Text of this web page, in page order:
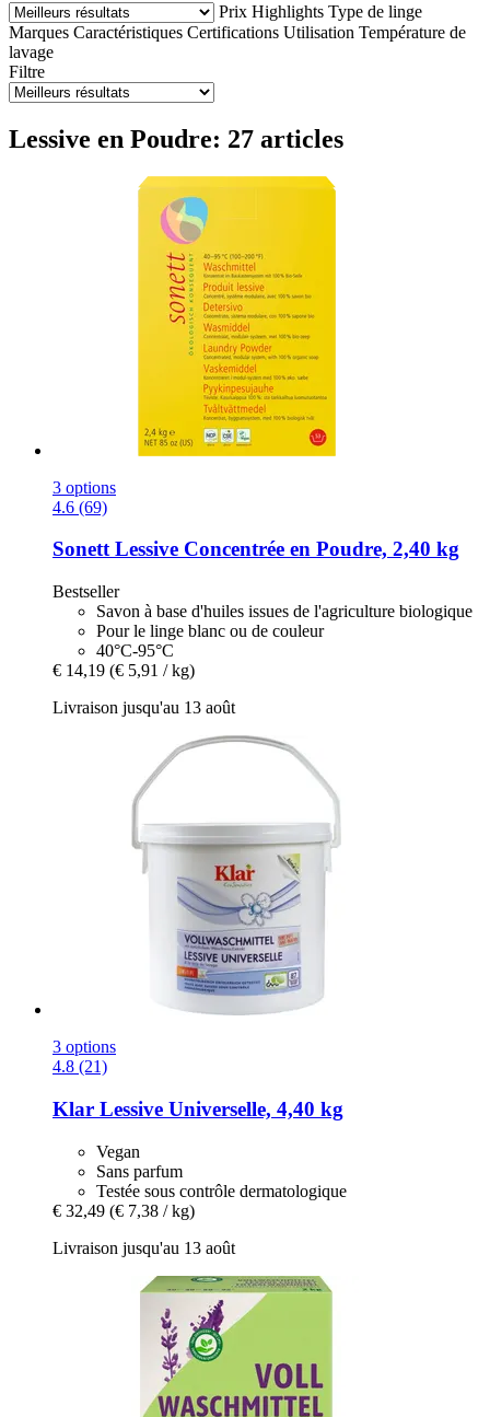
Prix Highlights Type de linge
Marques Caractéristiques Certifications Utilisation Température de
lavage
Filtre
Lessive en Poudre: 27 articles
3 options
4.6 (69)
SonettLessive Concentrée en Poudre, 2,40 kg
Bestseller
Savon à base d'huiles issues de l'agriculture biologique
Pour le linge blanc ou de couleur
40°C-95°C
€ 14,19 (€ 5,91 / kg)
Livraison jusqu'au 13 août
3 options
4.8 (21)
Klar Lessive Universelle, 4,40 kg
Vegan
Sans parfum
Testée sous contrôle dermatologique
€ 32,49 (€ 7,38 / kg)
Livraison jusqu'au 13 août